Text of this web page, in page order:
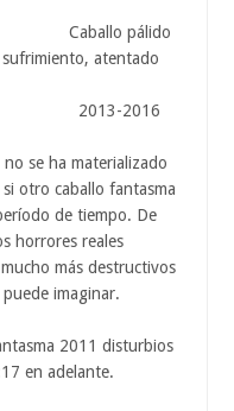
atentado
se ha materializado
otro caballo fantasma
de tiempo. De
horrores reales
más destructivos
imaginar.
2011 disturbios
en adelante.